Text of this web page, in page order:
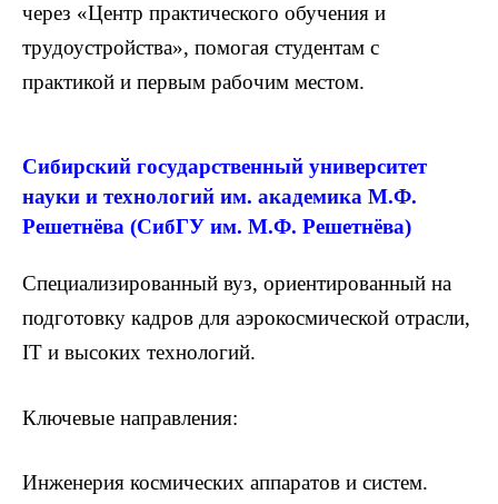
через «Центр практического обучения и
трудоустройства», помогая студентам с
практикой и первым рабочим местом.
Сибирский государственный университет
науки и технологий им. академика М.Ф.
Решетнёва (СибГУ им. М.Ф. Решетнёва)
Специализированный вуз, ориентированный на
подготовку кадров для аэрокосмической отрасли,
IT и высоких технологий.
Ключевые направления:
Инженерия космических аппаратов и систем.